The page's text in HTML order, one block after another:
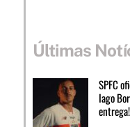
Últimas
SPFC
Iago